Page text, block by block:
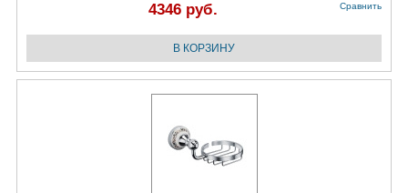
4346 руб. Сравнить